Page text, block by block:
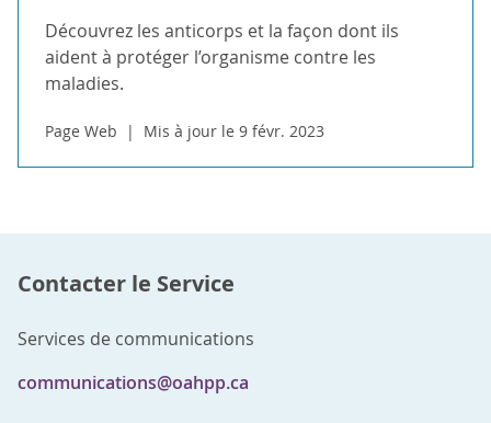
Découvrez les anticorps et la façon dont ils
aident à protéger l’organisme contre les
maladies.
Page Web Mis à jour le 9 févr. 2023
Contacter le Service
Services de communications
communications@oahpp.ca